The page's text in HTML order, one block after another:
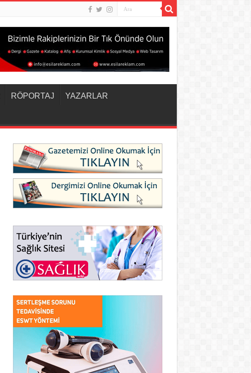
RÖPORTAJ YAZARLAR